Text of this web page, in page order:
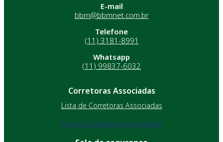
E-mail
bbm@bbmnet.com.br
Telefone
(11) 3181-8991
Whatsapp
(11) 99837-6032
Corretoras Associadas
Lista de Corretoras Associadas
Lista de Corretoras Associadas